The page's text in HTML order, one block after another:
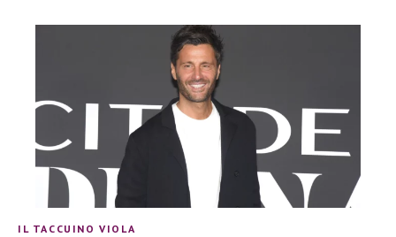
IL TACCUINO VIOLA